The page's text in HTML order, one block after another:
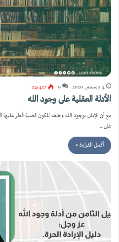
4 ديسمبر, 2020 0 24٬427
الأدلة العقلية على وجود الله
مع أن الإيمان بوجود الله وخلقه للكون قضية فُطِر عليها
على…
أكمل القراءة »